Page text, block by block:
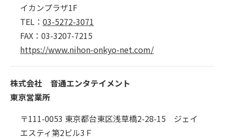
イカンプラザ1F
TEL： 03-5272-3071
FAX：03-3207-7215
https://www.nihon-onkyo-net.com/
株式会社 音通エンタテイメント
東京営業所
〒111-0053 東京都台東区浅草橋2-28-15 ジェイ
エスティ第2ビル3Ｆ